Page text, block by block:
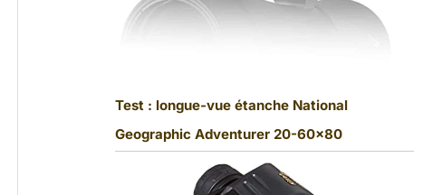
Test : longue-vue étanche National
Geographic Adventurer 20-60×80